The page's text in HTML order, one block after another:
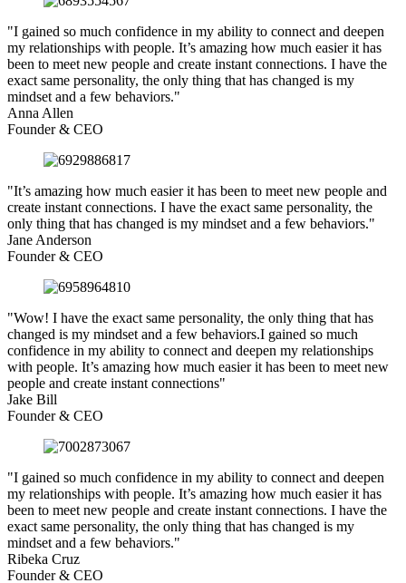
"I gained so much confidence in my ability to connect and deepen
my relationships with people. It’s amazing how much easier it has
been to meet new people and create instant connections. I have the
exact same personality, the only thing that has changed is my
mindset and a few behaviors."
Anna Allen
Founder & CEO
"It’s amazing how much easier it has been to meet new people and
create instant connections. I have the exact same personality, the
only thing that has changed is my mindset and a few behaviors."
Jane Anderson
Founder & CEO
"Wow! I have the exact same personality, the only thing that has
changed is my mindset and a few behaviors.I gained so much
confidence in my ability to connect and deepen my relationships
with people. It’s amazing how much easier it has been to meet new
people and create instant connections"
Jake Bill
Founder & CEO
"I gained so much confidence in my ability to connect and deepen
my relationships with people. It’s amazing how much easier it has
been to meet new people and create instant connections. I have the
exact same personality, the only thing that has changed is my
mindset and a few behaviors."
Ribeka Cruz
Founder & CEO